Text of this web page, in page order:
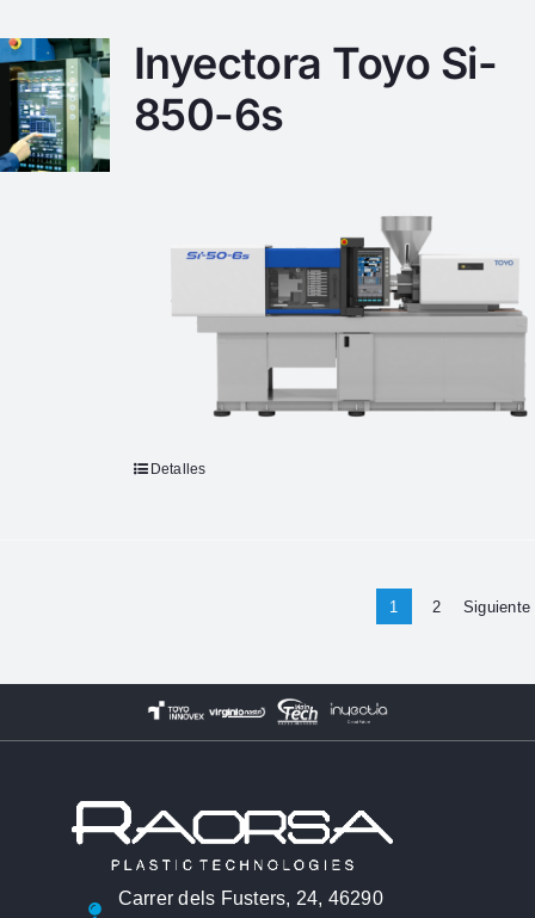
Inyectora Toyo Si-
850-6s
Detalles
1 2 Siguiente
Carrer dels Fusters, 24, 46290